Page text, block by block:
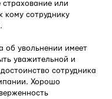
или
кому сотруднику
об увольнении имеет
уважительной и
сотрудника
Хорошо